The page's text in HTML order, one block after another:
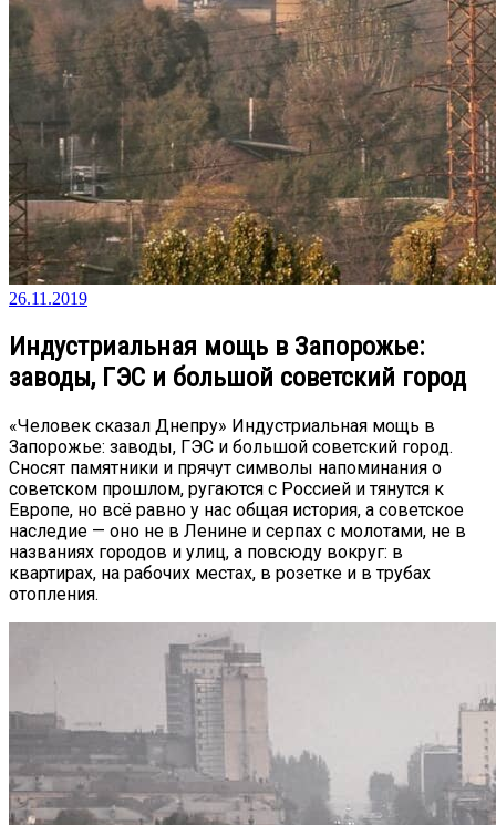
26.11.2019
Индустриальная мощь в Запорожье:
заводы, ГЭС и большой советский город
«Человек сказал Днепру» Индустриальная мощь в
Запорожье: заводы, ГЭС и большой советский город.
Сносят памятники и прячут символы напоминания о
советском прошлом, ругаются с Россией и тянутся к
Европе, но всё равно у нас общая история, а советское
наследие — оно не в Ленине и серпах с молотами, не в
названиях городов и улиц, а повсюду вокруг: в
квартирах, на рабочих местах, в розетке и в трубах
отопления.